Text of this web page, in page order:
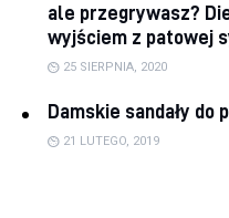
ale przegrywasz?
wyjściem z patowej
25 SIERPNIA, 2020
Damskie sandały do
21 LUTEGO, 2019